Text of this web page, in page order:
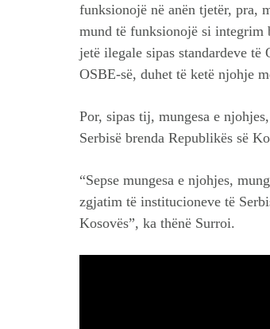
funksionojë në anën tjetër, pra,
mund të funksionojë si integrim
jetë ilegale sipas standardeve të
OSBE-së, duhet të ketë njohje
Por, sipas tij, mungesa e
Serbisë brenda Republikës së
“Sepse mungesa e njohjes,
zgjatim të institucioneve të
Kosovës”, ka thënë Surroi.